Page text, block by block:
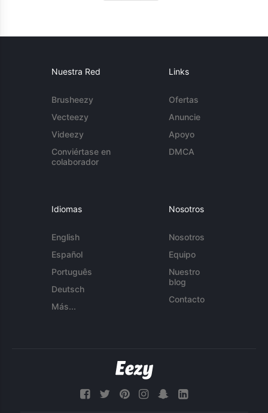
Nuestra Red
Brusheezy
Vecteezy
Videezy
Conviértase en
colaborador
Links
Ofertas
Anuncie
Apoyo
DMCA
Idiomas
English
Español
Português
Deutsch
Más...
Nosotros
Nosotros
Equipo
Nuestro
blog
Contacto